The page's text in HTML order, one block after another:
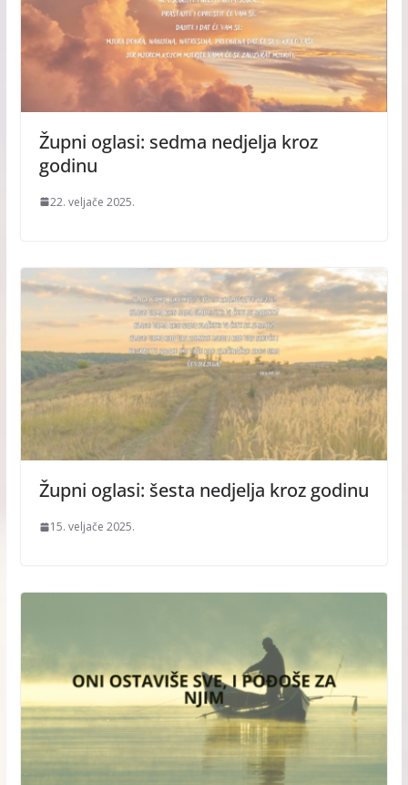
Župni oglasi: sedma nedjelja kroz
godinu
22. veljače 2025.
Župni oglasi: šesta nedjelja kroz godinu
15. veljače 2025.